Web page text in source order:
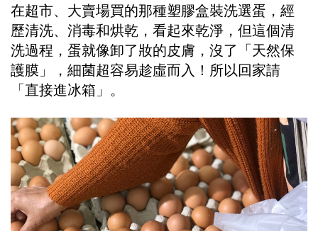
在超市、大賣場買的那種塑膠盒裝洗選蛋，經
歷清洗、消毒和烘乾，看起來乾淨，但這個清
洗過程，蛋就像卸了妝的皮膚，沒了「天然保
護膜」，細菌超容易趁虛而入！所以回家請
「直接進冰箱」。